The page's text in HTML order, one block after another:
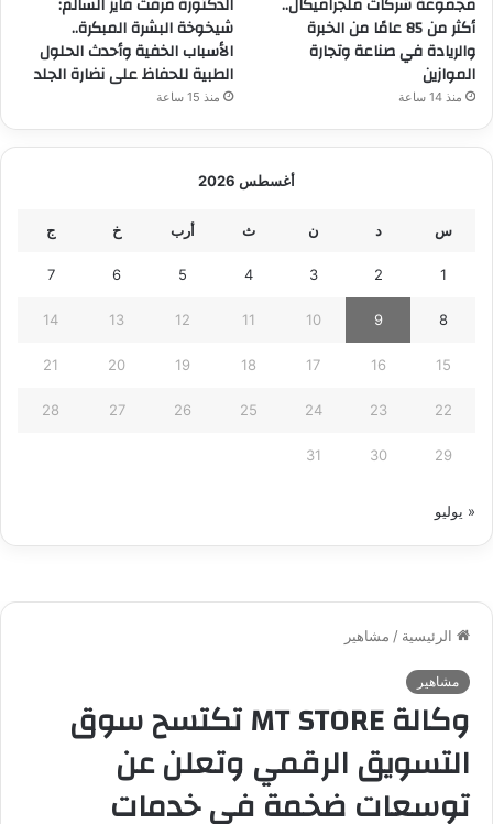
أكثر من 85 عامًا من الخبرة
والريادة في صناعة وتجارة
الموازين
منذ 14 ساعة
شيخوخة البشرة المبكرة..
الأسباب الخفية وأحدث الحلول
الطبية للحفاظ على نضارة الجلد
منذ 15 ساعة
أغسطس 2026
س د ن ث أرب خ ج
1
2
3
4
5
6
7
8
9
10
11
12
13
14
15
16
17
18
19
20
21
22
23
24
25
26
27
28
29
30
31
« يوليو